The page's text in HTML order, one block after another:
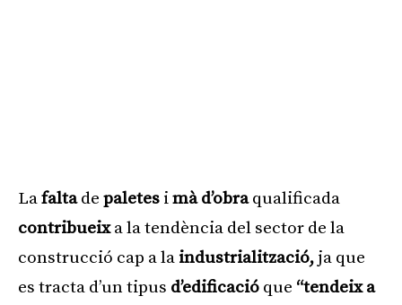
Lafaltade paletes imà d’obraqualificada
contribueixa la tendència del sector de la
construcció cap a laindustrialització, ja que
es tracta d’un tipus d’edificació que “tendeix a